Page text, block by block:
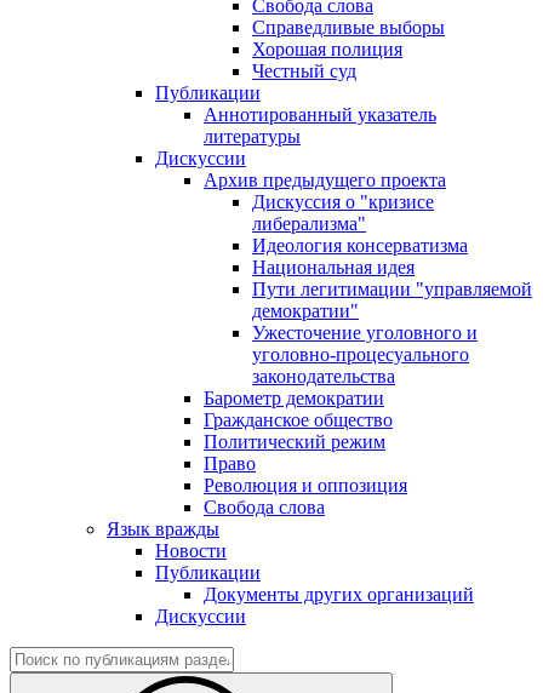
Свобода слова
Справедливые выборы
Хорошая полиция
Честный суд
Публикации
Аннотированный указатель
литературы
Дискуссии
Архив предыдущего проекта
Дискуссия о "кризисе
либерализма"
Идеология консерватизма
Национальная идея
Пути легитимации "управляемой
демократии"
Ужесточение уголовного и
уголовно-процесуального
законодательства
Барометр демократии
Гражданское общество
Политический режим
Право
Революция и оппозиция
Свобода слова
Язык вражды
Новости
Публикации
Документы других организаций
Дискуссии